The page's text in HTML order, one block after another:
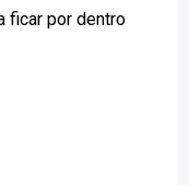
ficar por dentro